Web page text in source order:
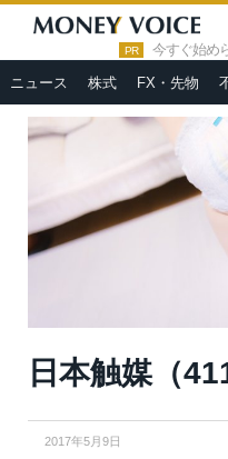
PR 今すぐ始め
ニュース 株式 FX・先物
HOME » エピックチャンス
日本触媒（
2017年5月9日